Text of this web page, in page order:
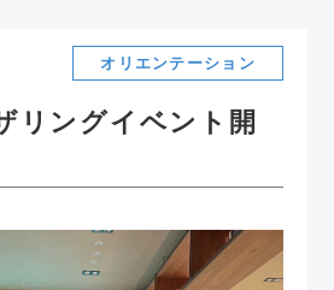
オリエンテーション
リングイベント開